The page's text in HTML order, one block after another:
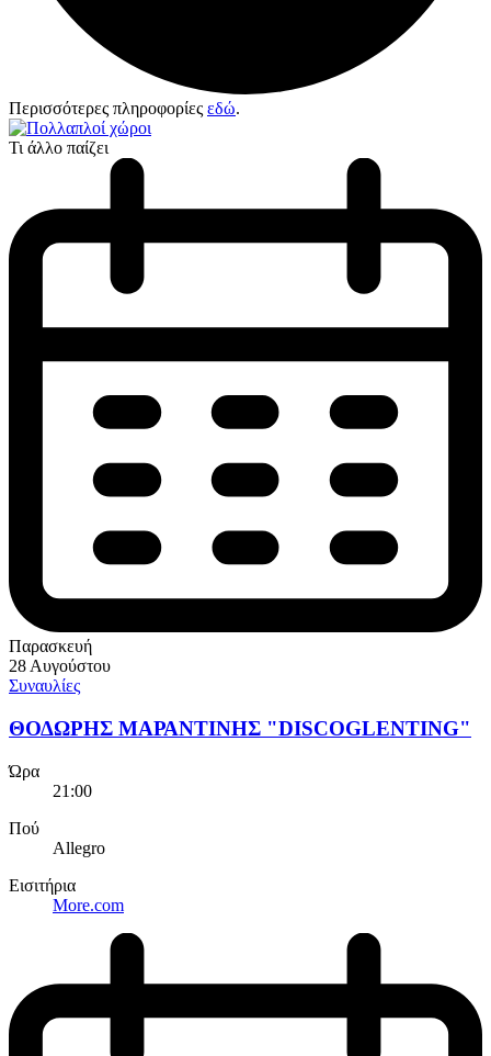
Περισσότερες πληροφορίες εδώ.
Τι άλλο παίζει
Παρασκευή
28 Αυγούστου
Συναυλίες
ΘΟΔΩΡΗΣ ΜΑΡΑΝΤΙΝΗΣ "DISCOGLENTING"
Ώρα
21:00
Πού
Allegro
Εισιτήρια
More.com